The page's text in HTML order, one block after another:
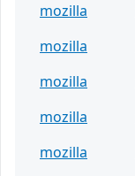
mozilla
mozilla
mozilla
mozilla
mozilla